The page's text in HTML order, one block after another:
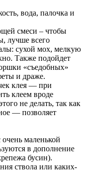
вода, палочка и
смеси – чтобы
лучше всего
сухой мох, мелкую
Также подойдет
«съедобных»
и драже.
клея — при
клеем вроде
не делать, так как
— позволяет
маленькой
в дополнение
бусин).
ствола или каких-